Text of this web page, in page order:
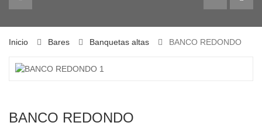
Inicio Bares Banquetas altas BANCO REDONDO
BANCO REDONDO